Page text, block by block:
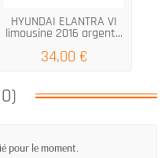
HYUNDAI ELANTRA VI
limousine 2016 argent...
34,00 €
pour le moment.